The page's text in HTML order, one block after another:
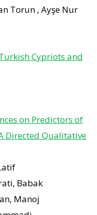
Torun , Ayşe Nur
Cypriots and
on Predictors of
Directed Qualitative
Babak
Manoj